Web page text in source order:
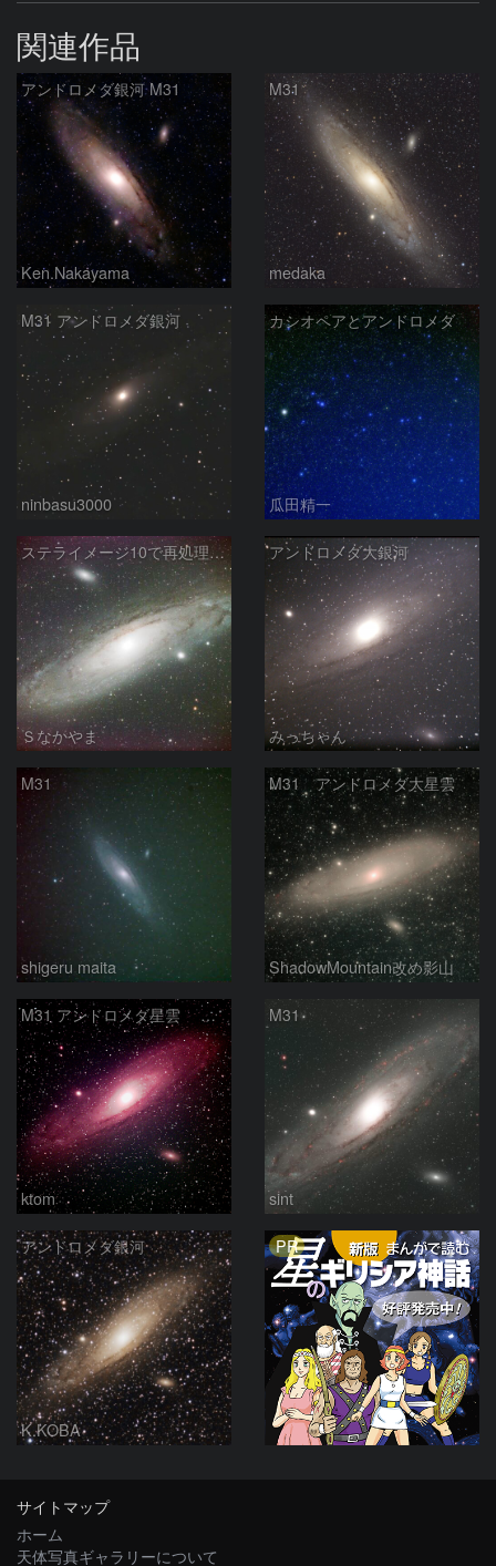
関連作品
アンドロメダ銀河 M31
Ken.Nakayama
M31
medaka
M31 アンドロメダ銀河
ninbasu3000
カシオペアとアンドロメダ
瓜田精一
ステライメージ10で再処理したM31
Ｓなかやま
アンドロメダ大銀河
みっちゃん
M31
shigeru maita
M31 アンドロメダ大星雲
ShadowMountain改め影山
M31 アンドロメダ星雲 2026-1-14
ktom
M31
sint
アンドロメダ銀河
K.KOBA
PR
サイトマップ
ホーム
天体写真ギャラリーについて